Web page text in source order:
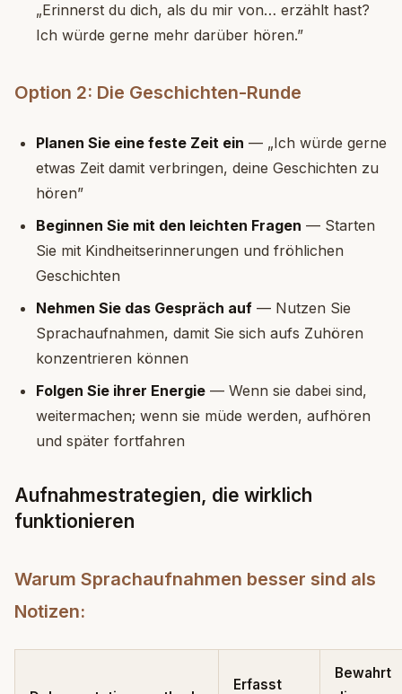
„Erinnerst du dich, als du mir von… erzählt hast?
Ich würde gerne mehr darüber hören.”
Option 2: Die Geschichten-Runde
Planen Sie eine feste Zeit ein — „Ich würde gerne
etwas Zeit damit verbringen, deine Geschichten zu
hören”
Beginnen Sie mit den leichten Fragen — Starten
Sie mit Kindheitserinnerungen und fröhlichen
Geschichten
Nehmen Sie das Gespräch auf — Nutzen Sie
Sprachaufnahmen, damit Sie sich aufs Zuhören
konzentrieren können
Folgen Sie ihrer Energie — Wenn sie dabei sind,
weitermachen; wenn sie müde werden, aufhören
und später fortfahren
Aufnahmestrategien, die wirklich
funktionieren
Warum Sprachaufnahmen besser sind als
Notizen:
Erfasst
Bewahrt